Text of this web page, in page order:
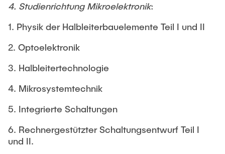
4. Studienrichtung Mikroelektronik:
1. Physik der Halbleiterbauelemente Teil I und II
2. Optoelektronik
3. Halbleitertechnologie
4. Mikrosystemtechnik
5. Integrierte Schaltungen
6. Rechnergestützter Schaltungsentwurf Teil I
und II.